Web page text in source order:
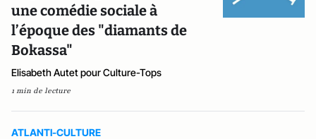
une comédie sociale à
l’époque des "diamants de
Bokassa"
Elisabeth Autet pour Culture-Tops
1 min de lecture
ATLANTI-CULTURE